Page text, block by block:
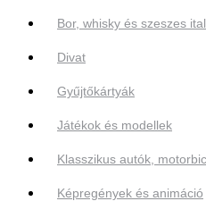
Bor, whisky és szeszes
Divat
Gyűjtőkártyák
Játékok és modellek
Klasszikus autók,
Képregények és animáció